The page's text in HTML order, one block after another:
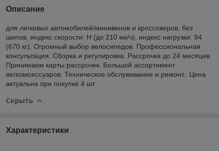
Описание
для легковых автомобилей/минивенов и кроссоверов, без
шипов, индекс скорости: H (до 210 км/ч), индекс нагрузки: 94
(670 кг). Огромный выбор велосипедов. Профессиональная
консультация. Сборка и регулировка. Рассрочка до 24 месяцев.
Принимаем карты рассрочек. Большой ассортимент
велоаксессуаров. Техническое обслуживание и ремонт.. Цена
актуальна при покупке 4 шт
Скрыть
Характеристики